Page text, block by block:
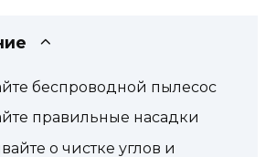
беспроводной пылесос
правильные насадки
о чистке углов и